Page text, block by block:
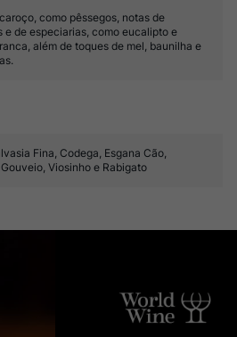
como pêssegos, notas de
e de especiarias, como eucalipto e
além de toques de mel, baunilha e
Fina, Codega, Esgana Cão,
Viosinho e Rabigato